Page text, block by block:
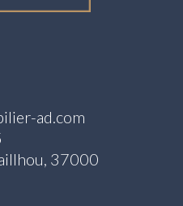
ad.com
37000